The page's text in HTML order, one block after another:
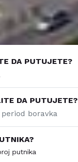
DA PUTUJETE?
DA PUTUJETE?
putnika